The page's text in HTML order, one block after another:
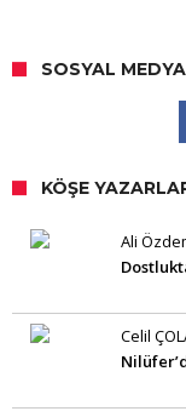
SOSYAL MEDYA
KÖŞE
Ali
Celil